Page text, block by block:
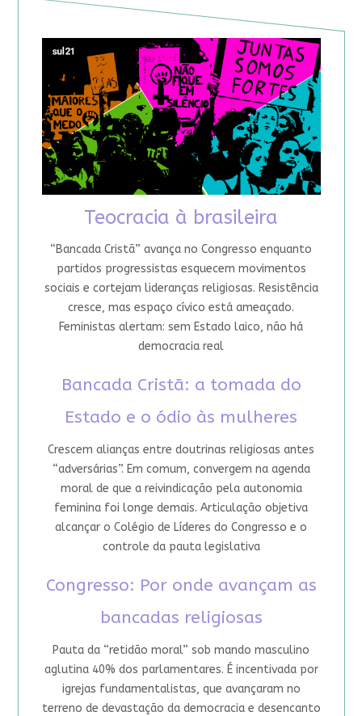
Teocracia à brasileira
“Bancada Cristã” avança no Congresso enquanto
partidos progressistas esquecem movimentos
sociais e cortejam lideranças religiosas. Resistência
cresce, mas espaço cívico está ameaçado.
Feministas alertam: sem Estado laico, não há
democracia real
Bancada Cristã: a tomada do
Estado e o ódio às mulheres
Crescem alianças entre doutrinas religiosas antes
“adversárias”. Em comum, convergem na agenda
moral de que a reivindicação pela autonomia
feminina foi longe demais. Articulação objetiva
alcançar o Colégio de Líderes do Congresso e o
controle da pauta legislativa
Congresso: Por onde avançam as
bancadas religiosas
Pauta da “retidão moral” sob mando masculino
aglutina 40% dos parlamentares. É incentivada por
igrejas fundamentalistas, que avançaram no
terreno de devastação da democracia e desencanto